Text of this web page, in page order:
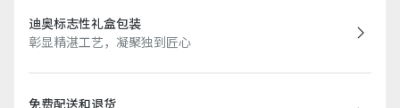
迪奥标志性礼盒包装
彰显精湛工艺，凝聚独到匠心
免费配送和退货